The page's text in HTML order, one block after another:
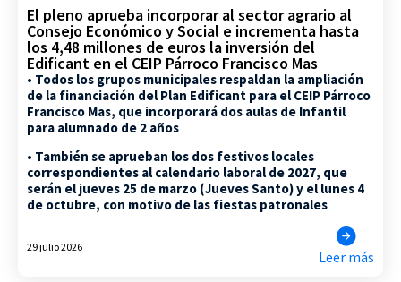
El pleno aprueba incorporar al sector agrario al
Consejo Económico y Social e incrementa hasta
los 4,48 millones de euros la inversión del
Edificant en el CEIP Párroco Francisco Mas
• Todos los grupos municipales respaldan la ampliación
de la financiación del Plan Edificant para el CEIP Párroco
Francisco Mas, que incorporará dos aulas de Infantil
para alumnado de 2 años
• También se aprueban los dos festivos locales
correspondientes al calendario laboral de 2027, que
serán el jueves 25 de marzo (Jueves Santo) y el lunes 4
de octubre, con motivo de las fiestas patronales
29 julio 2026
Leer más